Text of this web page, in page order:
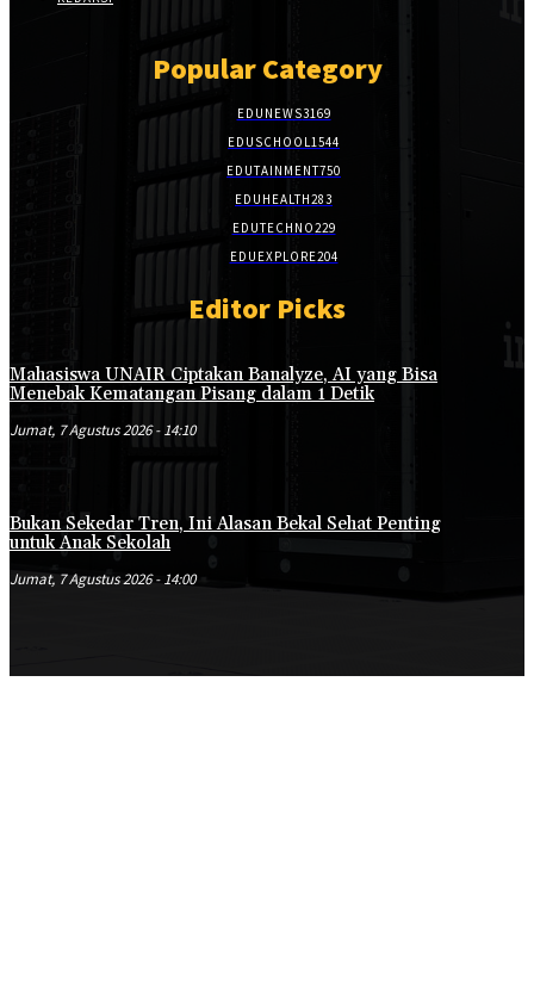
Popular Category
EDUNEWS3169
EDUSCHOOL1544
EDUTAINMENT750
EDUHEALTH283
EDUTECHNO229
EDUEXPLORE204
Editor Picks
Mahasiswa UNAIR Ciptakan Banalyze, AI yang Bisa
Menebak Kematangan Pisang dalam 1 Detik
Jumat, 7 Agustus 2026 - 14:10
Bukan Sekedar Tren, Ini Alasan Bekal Sehat Penting
untuk Anak Sekolah
Jumat, 7 Agustus 2026 - 14:00